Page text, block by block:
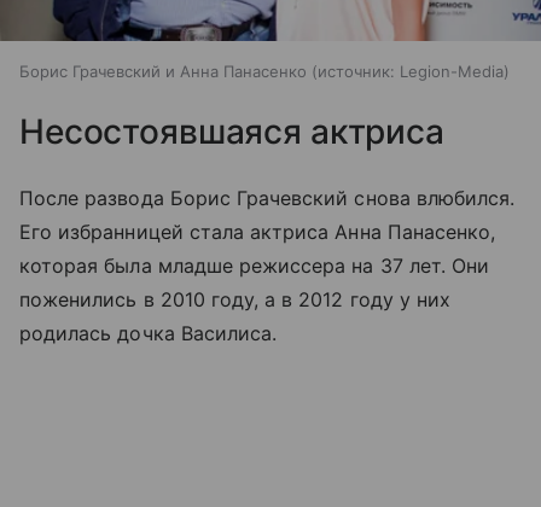
Борис Грачевский и Анна Панасенко источник: Legion-Media
Несостоявшаяся актриса
После развода Борис Грачевский снова влюбился.
Его избранницей стала актриса Анна Панасенко,
которая была младше режиссера на 37 лет. Они
поженились в 2010 году, а в 2012 году у них
родилась дочка Василиса.